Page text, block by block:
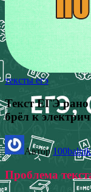
тексты егэ
Текст ЕГЭ
брёл к
Автор100balnik
Проблема